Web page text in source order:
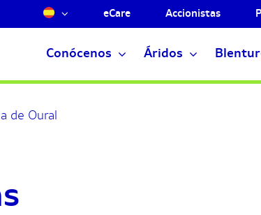
eCare Accionistas
Conócenos Áridos
de Oural